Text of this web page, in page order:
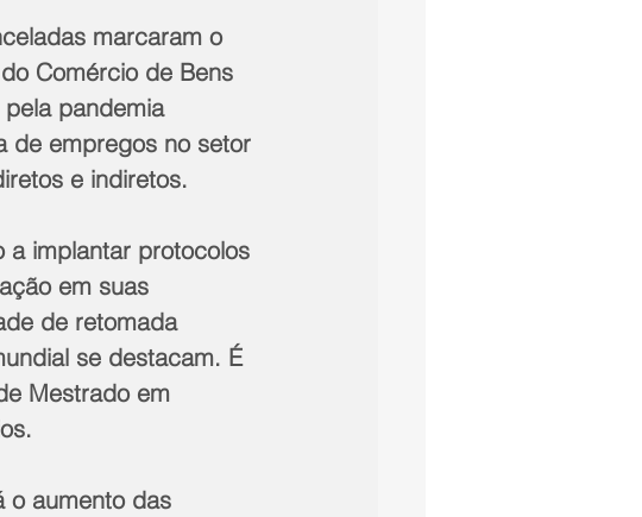
marcaram o
Comércio de Bens
pandemia
de empregos no setor
e indiretos.
a implantar protocolos
em suas
de retomada
se destacam. É
Mestrado em
o aumento das